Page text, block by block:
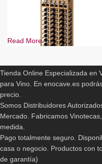
BLANCO
PINO
PINO EN ROBLE
Botellero Expositor 18
marcas
1.165,00 1.548,00
Read More
Tienda Online Especializada en
para Vino. En enocave.es
precio.
Somos Distribuidores
Mercado. Fabricamos
medida.
Pago totalmente seguro.
casa o negocio. Productos con
de garantía)